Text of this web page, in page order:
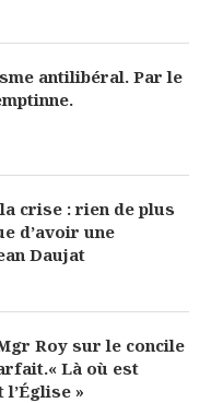
antilibéral. Par le
crise : rien de plus
d’avoir une
Daujat
Roy sur le concile
Là où est
»